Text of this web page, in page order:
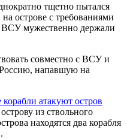
тщетно пытался
острове с требованиями
ВСУ мужественно держали
совместно с ВСУ и
напавшую на
корабли атакуют остров
из ствольного
находятся два корабля